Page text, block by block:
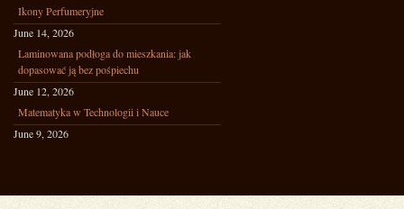
Ikony Perfumeryjne
June 14, 2026
Laminowana podłoga do mieszkania: jak
dopasować ją bez pośpiechu
June 12, 2026
Matematyka w Technologii i Nauce
June 9, 2026